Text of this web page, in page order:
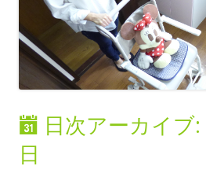
日次アーカイブ:
日